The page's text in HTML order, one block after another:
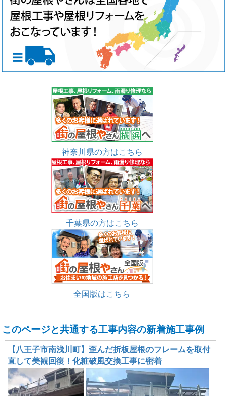
神奈川県の方はこちら
千葉県の方はこちら
全国版はこちら
このページと共通する工事内容の新着施工事例
【八王子市南浅川町】歪んだ折板屋根のフレームを取付
直して美観回復！化粧破風交換工事に密着